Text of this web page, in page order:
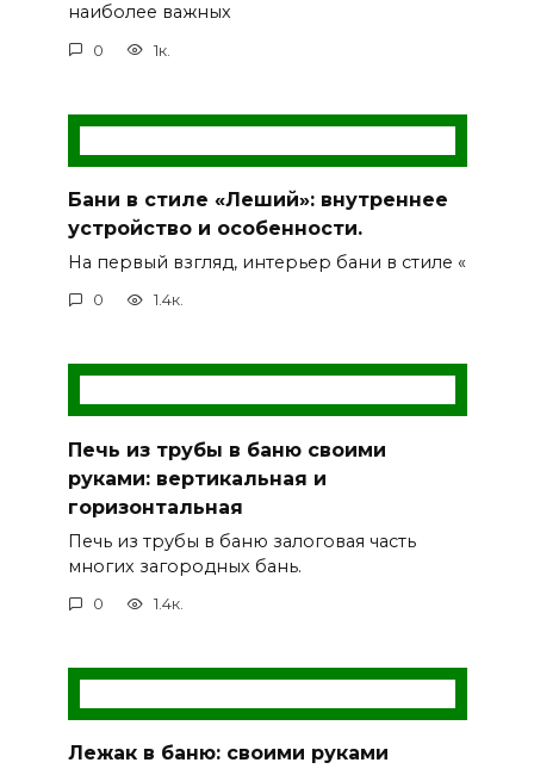
наиболее важных
0 1к.
Бани в стиле «Леший»: внутреннее
устройство и особенности.
На первый взгляд, интерьер бани в стиле «
0 1.4к.
Печь из трубы в баню своими
руками: вертикальная и
горизонтальная
Печь из трубы в баню залоговая часть
многих загородных бань.
0 1.4к.
Лежак в баню: своими руками